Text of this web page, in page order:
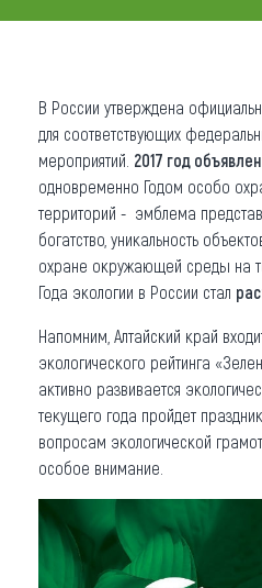
Новости
О регионе
Коллекция
Другие рубрики
В России утверждена
для соответствующих
мероприятий. 2017 год
одновременно Годом особо
территорий - эмблема
богатство, уникальность
охране окружающей среды на
Года экологии в России стал
Напомним, Алтайский край
экологического рейтинга
активно развивается
текущего года пройдет
вопросам экологической
особое внимание.